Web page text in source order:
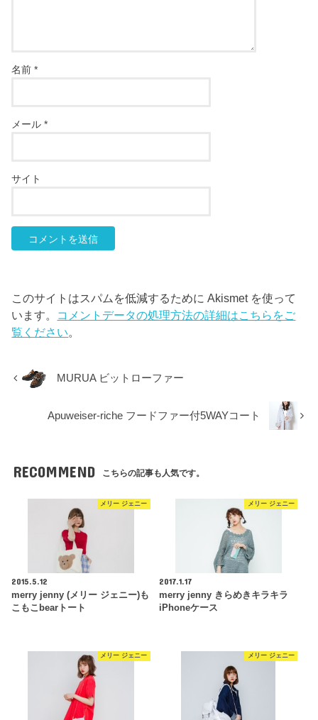
名前*
メール*
サイト
このサイトはスパムを低減するために Akismet を使って
います。 コメントデータの処理方法の詳細はこちらをご
覧ください。
MURUA ビットローファー
Apuweiser-riche フードファー付5WAYコート
RECOMMEND こちらの記事も人気です。
メリー ジェニー
2015.5.12
merry jenny (メリー ジェニー)も
こもこbearトート
メリー ジェニー
2017.1.17
merry jenny きらめきキラキラ
iPhoneケース
メリー ジェニー メリー ジェニー